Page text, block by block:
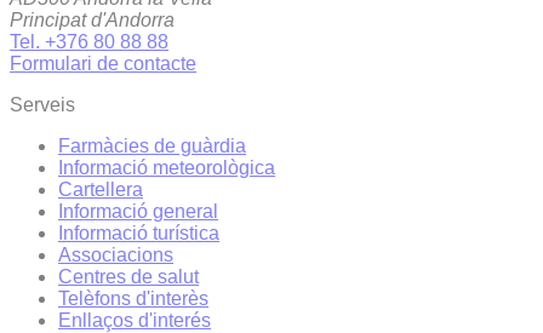
Principat d'Andorra
Tel. +376 80 88 88
Formulari de contacte
Serveis
Farmàcies de guàrdia
Informació meteorològica
Cartellera
Informació general
Informació turística
Associacions
Centres de salut
Telèfons d'interès
Enllaços d'interés